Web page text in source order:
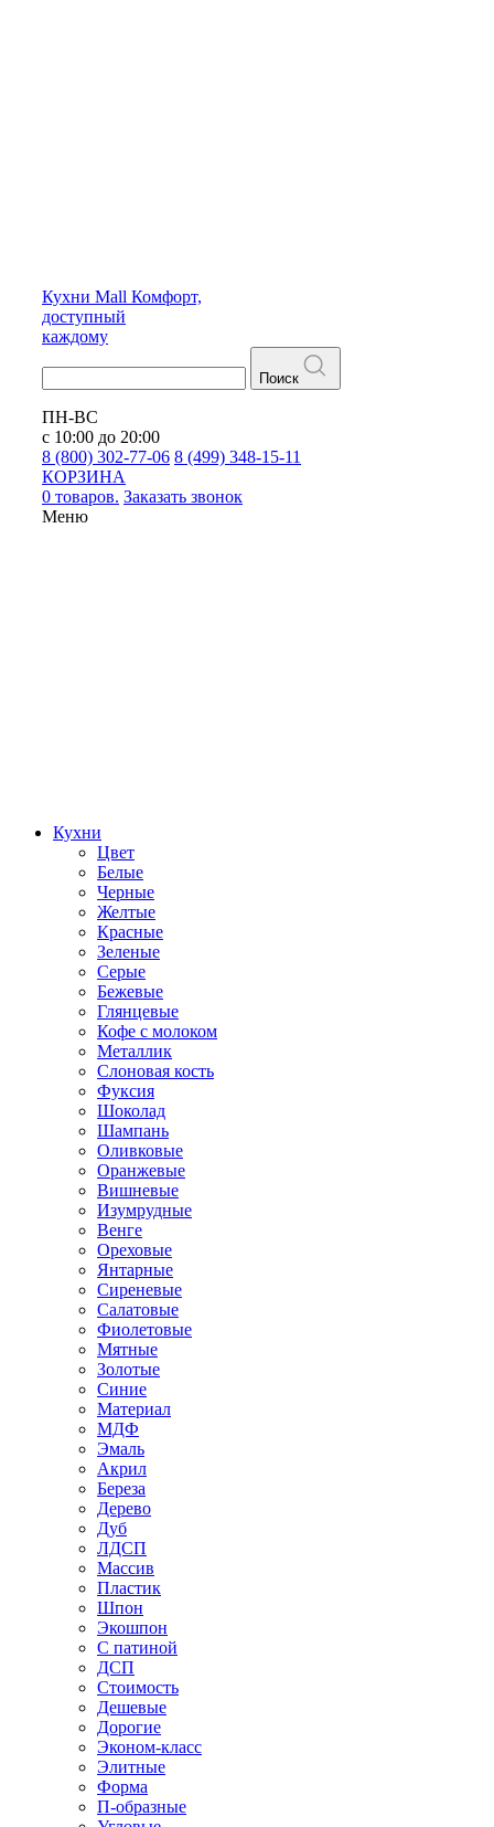
Кухни Mall Комфорт,
доступный
каждому
Поиск
ПН-ВС
с 10:00 до 20:00
8 (800) 302-77-06 8 (499) 348-15-11
КОРЗИНА
0 товаров. Заказать звонок
Меню
Кухни
Цвет
Белые
Черные
Желтые
Красные
Зеленые
Серые
Бежевые
Глянцевые
Кофе с молоком
Металлик
Слоновая кость
Фуксия
Шоколад
Шампань
Оливковые
Оранжевые
Вишневые
Изумрудные
Венге
Ореховые
Янтарные
Сиреневые
Салатовые
Фиолетовые
Мятные
Золотые
Синие
Материал
МДФ
Эмаль
Акрил
Береза
Дерево
Дуб
ЛДСП
Массив
Пластик
Шпон
Экошпон
С патиной
ДСП
Стоимость
Дешевые
Дорогие
Эконом-класс
Элитные
Форма
П-образные